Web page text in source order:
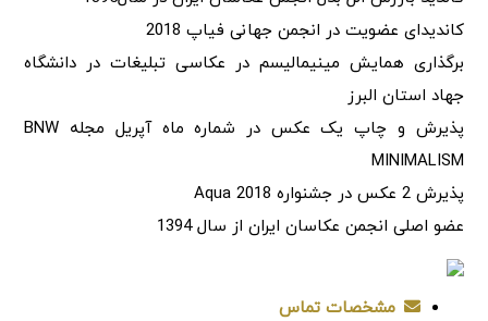
کاندیدای عضویت در انجمن جهانی فیاپ 2018
برگذاری همایش مینیمالیسم در عکاسی تبلیغات در دانشگاه
جهاد استان البرز
پذیرش و چاپ یک عکس در شماره ماه آپریل مجله BNW
MINIMALISM
پذیرش 2 عکس در جشنواره Aqua 2018
عضو اصلی انجمن عکاسان ایران از سال 1394
مشخصات تماس